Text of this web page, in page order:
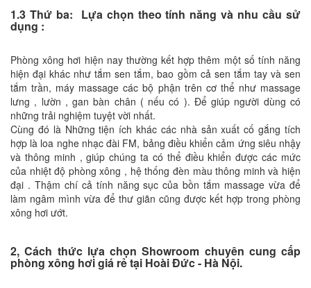
1.3 Thứ ba: Lựa chọn theo tính năng và nhu cầu sử
dụng :
Phòng xông hơi hiện nay thường kết hợp thêm một số tính năng
hiện đại khác như tắm sen tắm, bao gồm cả sen tắm tay và sen
tắm trần, máy massage các bộ phận trên cơ thể như massage
lưng , lườn , gan bàn chân ( nếu có ). Để giúp người dùng có
những trải nghiệm tuyệt vời nhất.
Cùng đó là Những tiện ích khác các nhà sản xuất cố gắng tích
hợp là loa nghe nhạc đài FM, bảng điều khiển cảm ứng siêu nhậy
và thông minh , giúp chúng ta có thể điều khiển được các mức
của nhiệt độ phòng xông , hệ thống đèn màu thông minh và hiện
đại . Thậm chí cả tính năng sục của bồn tắm massage vừa để
làm ngâm mình vừa để thư giãn cũng được kết hợp trong phòng
xông hơi ướt.
2, Cách thức lựa chọn Showroom chuyên cung cấp
phòng xông hơi giá rẻ tại Hoài Đức - Hà Nội.